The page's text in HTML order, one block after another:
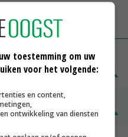
€ 269,00 € 7,00
€ 345,00 € 20,00
toestemming om uw
voor het volgende:
en content,
ontwikkeling van diensten